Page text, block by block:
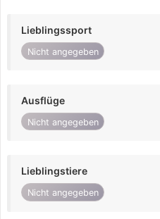
Lieblingssport
Nicht angegeben
Ausflüge
Nicht angegeben
Lieblingstiere
Nicht angegeben